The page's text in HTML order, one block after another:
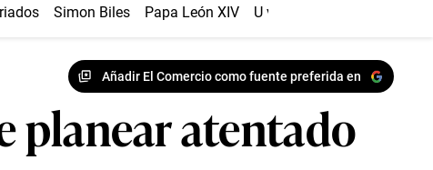
Simon Biles Papa León XIV U vs Cristal
Añadir El Comercio como fuente preferida en
planear atentado